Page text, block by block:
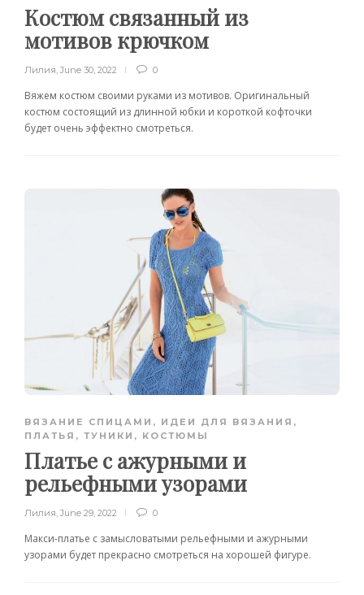
Костюм связанный из
мотивов крючком
Лилия, June 30, 2022 0
Вяжем костюм своими руками из мотивов. Оригинальный
костюм состоящий из длинной юбки и короткой кофточки
будет очень эффектно смотреться.
ВЯЗАНИЕ СПИЦАМИ , ИДЕИ ДЛЯ ВЯЗАНИЯ ,
ПЛАТЬЯ, ТУНИКИ, КОСТЮМЫ
Платье с ажурными и
рельефными узорами
Лилия, June 29, 2022 0
Макси-платье с замысловатыми рельефными и ажурными
узорами будет прекрасно смотреться на хорошей фигуре.